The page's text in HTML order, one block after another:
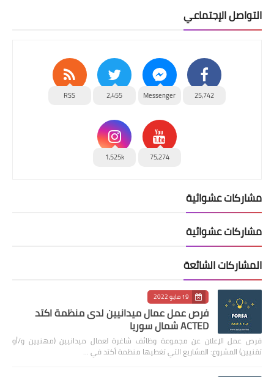
التواصل الإجتماعي
25,742
Messenger
2,455
RSS
75,274
1,525k
مشاركات عشوائية
مشاركات عشوائية
المشاركات الشائعة
19 مايو 2022
فرص عمل عمال ميدانيين لدى منظمة اكتد
ACTED شمال سوريا
فرص عمل الإعلان عن مجموعة وظائف شاغرة لعمال ميدانيين (مهنيين و/أو
تقنيين) المشروع: المشاريع التي تغطيها منظمة أكتد في …